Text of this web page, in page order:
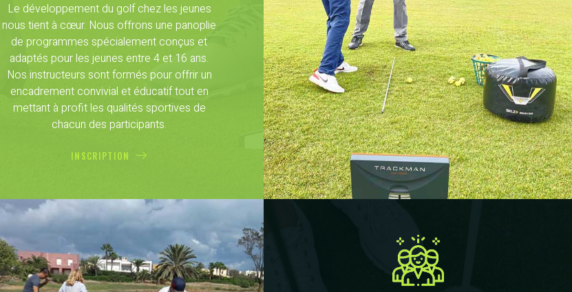
Le développement du golf chez les jeunes
nous tient à cœur. Nous offrons une panoplie
de programmes spécialement conçus et
adaptés pour les jeunes entre 4 et 16 ans.
Nos instructeurs sont formés pour offrir un
encadrement convivial et éducatif tout en
mettant à profit les qualités sportives de
chacun des participants.
INSCRIPTION